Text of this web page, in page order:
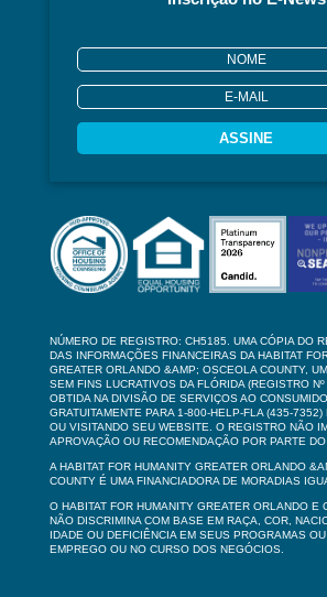
ASSINE
NÚMERO DE REGISTRO: CH5185. UMA CÓPIA DO
DAS INFORMAÇÕES FINANCEIRAS DA HABITAT
GREATER ORLANDO &AMP; OSCEOLA COUNTY,
SEM FINS LUCRATIVOS DA FLÓRIDA (REGISTRO
OBTIDA NA DIVISÃO DE SERVIÇOS AO
GRATUITAMENTE PARA 1-800-HELP-FLA (435-7352)
OU VISITANDO SEU WEBSITE. O REGISTRO NÃO
APROVAÇÃO OU RECOMENDAÇÃO POR PARTE
A HABITAT FOR HUMANITY GREATER ORLANDO
COUNTY É UMA FINANCIADORA DE MORADIAS
O HABITAT FOR HUMANITY GREATER ORLANDO E
NÃO DISCRIMINA COM BASE EM RAÇA, COR,
IDADE OU DEFICIÊNCIA EM SEUS PROGRAMAS
EMPREGO OU NO CURSO DOS NEGÓCIOS.